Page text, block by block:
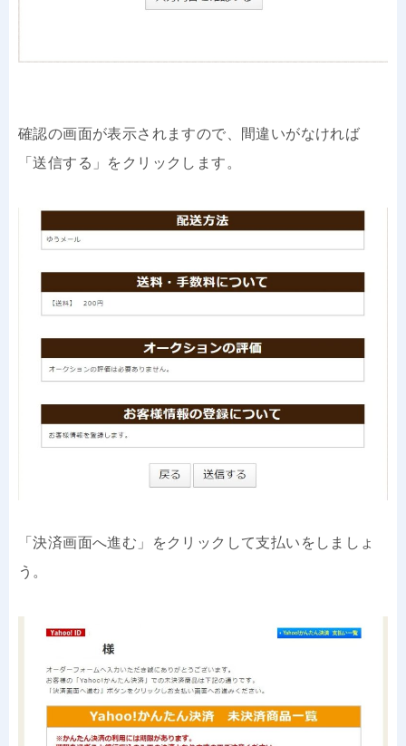
確認の画面が表示されますので、間違いがなければ
「送信する」をクリックします。
「決済画面へ進む」をクリックして支払いをしましょ
う。